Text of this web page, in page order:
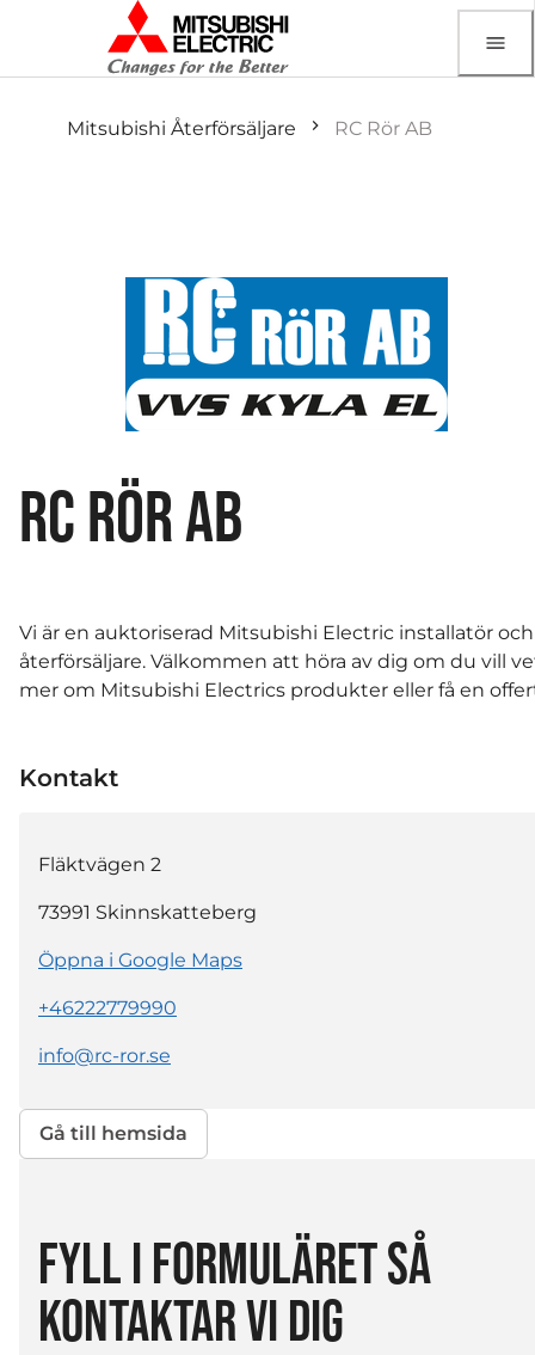
Mitsubishi Återförsäljare RC Rör AB
RC RÖR AB
Vi är en auktoriserad Mitsubishi Electric installatör och
återförsäljare. Välkommen att höra av dig om du vill
mer om Mitsubishi Electrics produkter eller få en
Kontakt
Fläktvägen 2
73991 Skinnskatteberg
Öppna i Google Maps
+46222779990
info@rc-ror.se
Gå till hemsida
FYLL I FORMULÄRET SÅ
KONTAKTAR VI DIG